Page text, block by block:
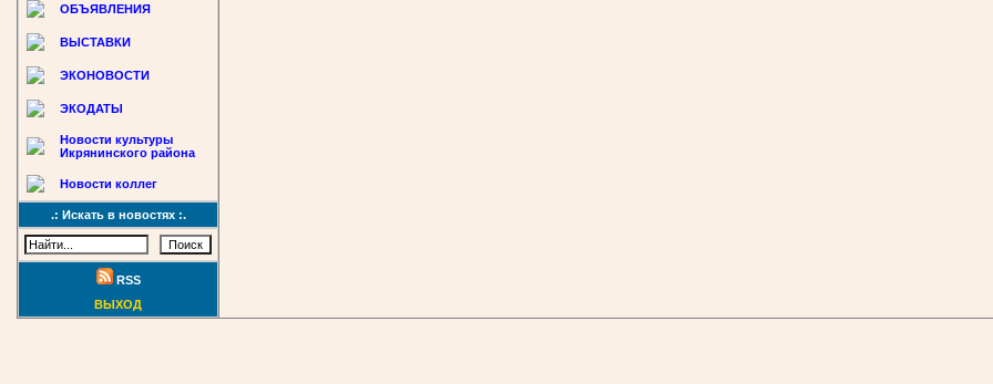
ОБЪЯВЛЕНИЯ
ВЫСТАВКИ
ЭКОНОВОСТИ
ЭКОДАТЫ
Новости культуры
Икрянинского района
Новости коллег
.: Искать в новостях :.
RSS
ВЫХОД